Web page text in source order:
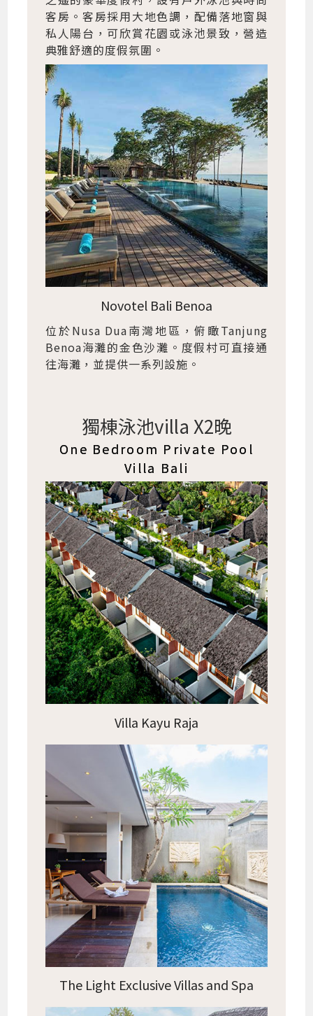
客房。客房採用大地色調，配備落地窗與
私人陽台，可欣賞花園或泳池景致，營造
典雅舒適的度假氛圍。
Novotel Bali Benoa
位於Nusa Dua南灣地區，俯瞰Tanjung
Benoa海灘的金色沙灘。度假村可直接通
往海灘，並提供一系列設施。
獨棟泳池villa X2晚
One Bedroom Private Pool
Villa Bali
Villa Kayu Raja
The Light Exclusive Villas and Spa